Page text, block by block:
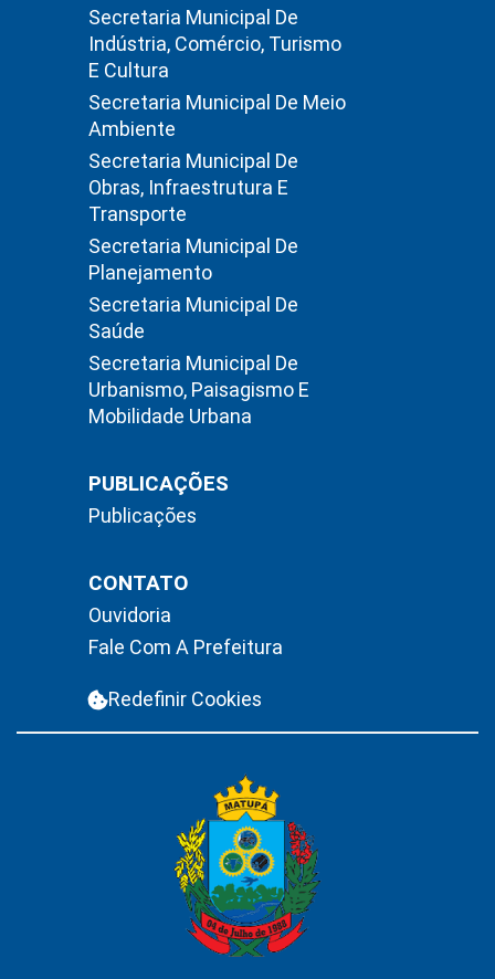
Secretaria Municipal De
Indústria, Comércio, Turismo
E Cultura
Secretaria Municipal De Meio
Ambiente
Secretaria Municipal De
Obras, Infraestrutura E
Transporte
Secretaria Municipal De
Planejamento
Secretaria Municipal De
Saúde
Secretaria Municipal De
Urbanismo, Paisagismo E
Mobilidade Urbana
PUBLICAÇÕES
Publicações
CONTATO
Ouvidoria
Fale Com A Prefeitura
Redefinir Cookies